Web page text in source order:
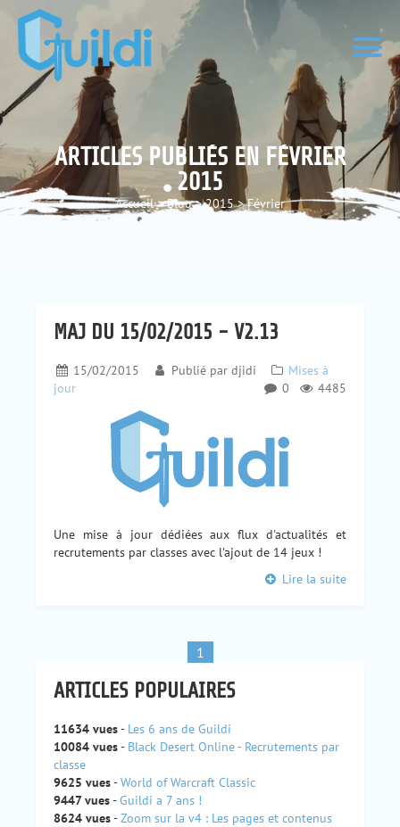
ARTICLES PUBLIÉS EN FÉVRIER
2015
Accueil > Blog > 2015 > Février
MAJ DU 15/02/2015 - V2.13
15/02/2015 Publié par djidi
Mises à
jour
4485
0
Une mise à jour dédiées aux flux d'actualités et
recrutements par classes avec l'ajout de 14 jeux !
Lire la suite
1
ARTICLES POPULAIRES
11634 vues- Les 6 ans de Guildi
10084 vues- Black Desert Online - Recrutements par
classe
9625 vues-World of Warcraft Classic
9447 vues-Guildi a 7 ans !
8624 vues-Zoom sur la v4 : Les pages et contenus